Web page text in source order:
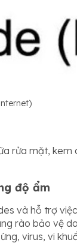
rửa mặt, kem
độ ẩm
và hỗ trợ
rào bảo vệ
virus, vi